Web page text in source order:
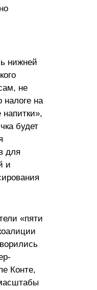
нижней
не
налоге на
напитки»,
будет
для
и
«пяти
Конте,